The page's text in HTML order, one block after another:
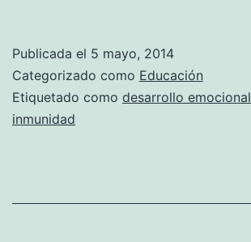
para
ir
Publicada el 5 mayo, 2014
Categorizado como Educación
Etiquetado como desarrollo emocional
inmunidad